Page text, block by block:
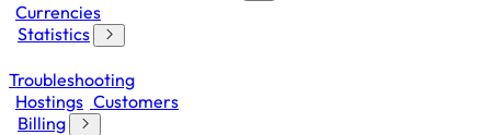
Currencies
Statistics
Troubleshooting
Hostings Customers
Billing